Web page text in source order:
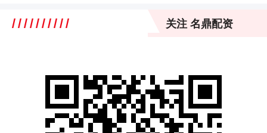
关注 名鼎配资